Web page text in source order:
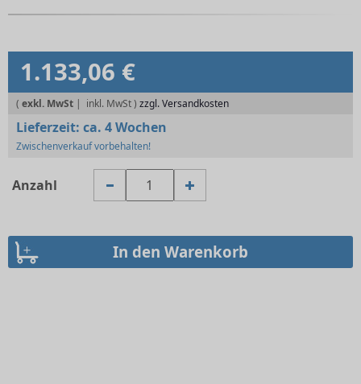
1.133,06 €
( exkl. MwSt | zzgl. Versandkosten
Lieferzeit: ca. 4 Wochen
Zwischenverkauf vorbehalten!
Anzahl